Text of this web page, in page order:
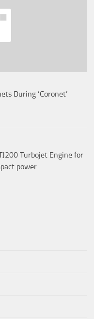
During ‘Coronet’
Turbojet Engine for
power